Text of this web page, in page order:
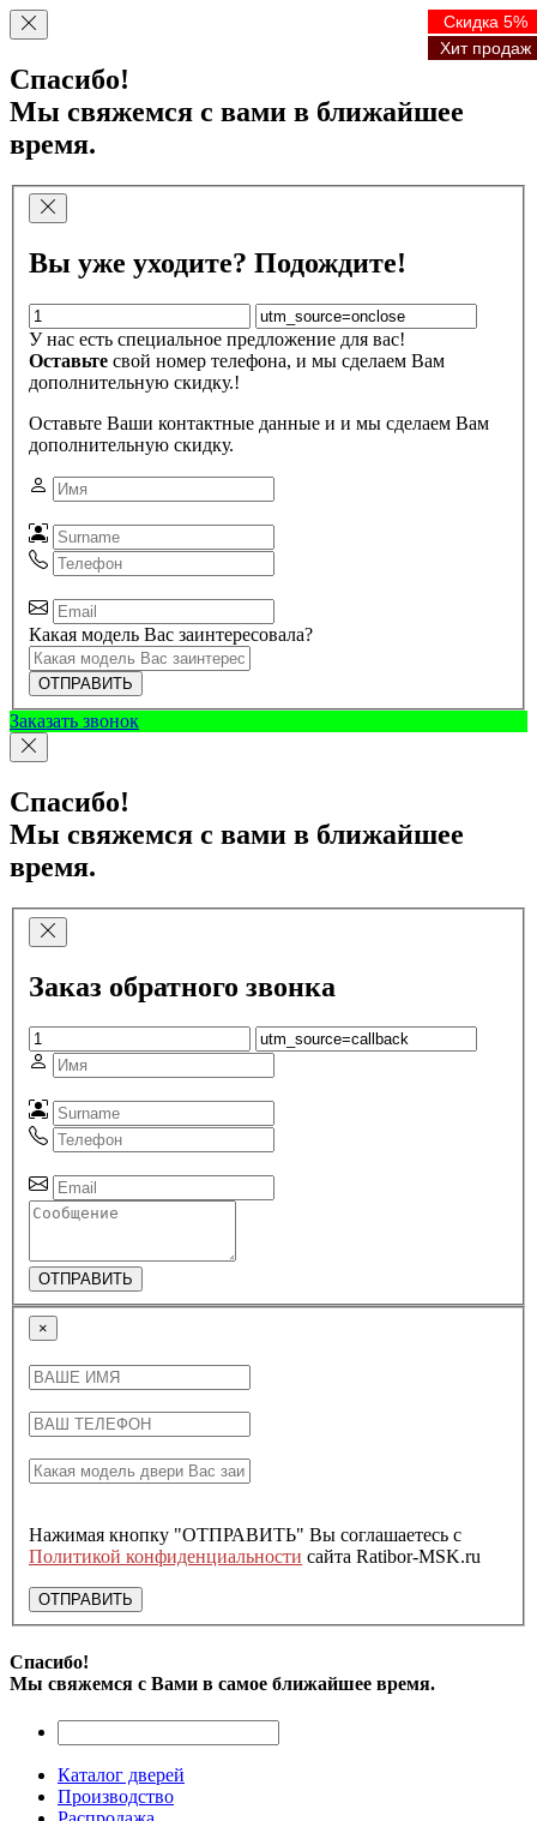
Спасибо!
Мы свяжемся с вами в ближайшее
время.
Вы уже уходите? Подождите!
У нас есть специальное предложение для вас!
Оставьте свой номер телефона, и мы сделаем Вам
дополнительную скидку.!
Оставьте Ваши контактные данные и и мы сделаем Вам
дополнительную скидку.
Какая модель Вас заинтересовала?
ОТПРАВИТЬ
Заказать звонок
Спасибо!
Мы свяжемся с вами в ближайшее
время.
Заказ обратного звонка
ОТПРАВИТЬ
×
Нажимая кнопку "ОТПРАВИТЬ" Вы соглашаетесь с
Политикой конфиденциальности сайта Ratibor-MSK.ru
ОТПРАВИТЬ
Спасибо!
Мы свяжемся с Вами в самое ближайшее время.
Каталог дверей
Производство
Скидка 5%
Хит продаж
Скидка 5%
Хит продаж
Скидка 5%
Хит продаж
Скидка 5%
Хит продаж